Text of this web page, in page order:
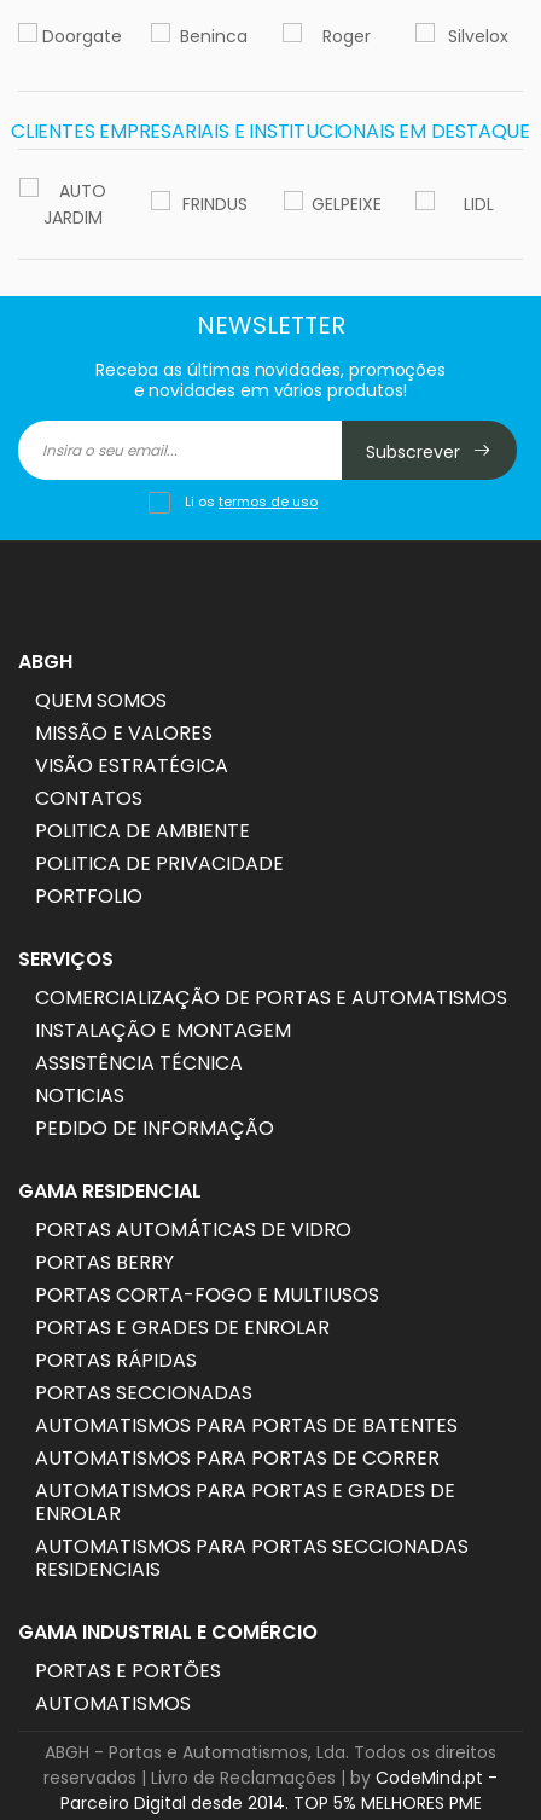
CLIENTES EMPRESARIAIS E INSTITUCIONAIS EM DESTAQUE
NEWSLETTER
Receba as últimas novidades, promoções
e novidades em vários produtos!
Subscrever
Li os termos de uso
ABGH
QUEM SOMOS
MISSÃO E VALORES
VISÃO ESTRATÉGICA
CONTATOS
POLITICA DE AMBIENTE
POLITICA DE PRIVACIDADE
PORTFOLIO
SERVIÇOS
COMERCIALIZAÇÃO DE PORTAS E AUTOMATISMOS
INSTALAÇÃO E MONTAGEM
ASSISTÊNCIA TÉCNICA
NOTICIAS
PEDIDO DE INFORMAÇÃO
GAMA RESIDENCIAL
PORTAS AUTOMÁTICAS DE VIDRO
PORTAS BERRY
PORTAS CORTA-FOGO E MULTIUSOS
PORTAS E GRADES DE ENROLAR
PORTAS RÁPIDAS
PORTAS SECCIONADAS
AUTOMATISMOS PARA PORTAS DE BATENTES
AUTOMATISMOS PARA PORTAS DE CORRER
AUTOMATISMOS PARA PORTAS E GRADES DE
ENROLAR
AUTOMATISMOS PARA PORTAS SECCIONADAS
RESIDENCIAIS
GAMA INDUSTRIAL E COMÉRCIO
PORTAS E PORTÕES
AUTOMATISMOS
ABGH - Portas e Automatismos, Lda. Todos os direitos
reservados | Livro de Reclamações | by CodeMind.pt -
Parceiro Digital desde 2014. TOP 5% MELHORES PME